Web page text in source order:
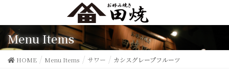
Menu Items
HOME Menu Items サワー カシスグレープフルーツ